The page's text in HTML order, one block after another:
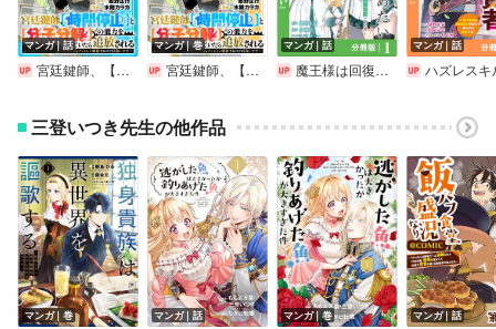
マンガ｜話
宮廷鍵師、【時間停止（ロック）】と【分子分解（リリース）】の能力を隠していたら追放される～封印していた魔王が暴れ出したみたいだけど、S級冒険者とダンジョン制覇するのでもう遅いです～【分冊版】
マンガ｜巻
宮廷鍵師、【時間停止（ロック）】と【分子分解（リリース）】の能力を隠していたら追放される～封印していた魔王が暴れ出したみたいだけど、S級冒険者とダンジョン制覇するのでもう遅いです～
マンガ｜話
魔王様は回復魔術を極めたい【分冊版】
マンガ｜話
ハズレスキル『おもいだす』で記憶を取り戻した大賢者
三登いつき先生の他作品
マンガ｜巻 マンガ｜話 マンガ｜巻 マンガ｜話